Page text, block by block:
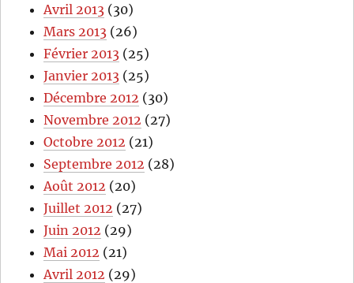
Avril 2013 (30)
Mars 2013 (26)
Février 2013 (25)
Janvier 2013 (25)
Décembre 2012 (30)
Novembre 2012 (27)
Octobre 2012 (21)
Septembre 2012 (28)
Août 2012 (20)
Juillet 2012 (27)
Juin 2012 (29)
Mai 2012 (21)
Avril 2012 (29)